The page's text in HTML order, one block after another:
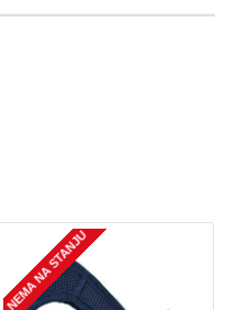
NEMA NA STANJU